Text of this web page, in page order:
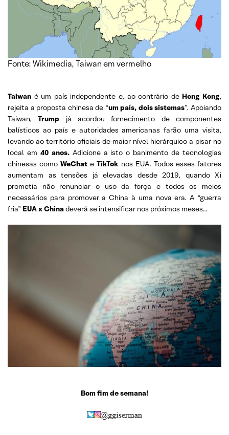
Fonte: Wikimedia, Taiwan em vermelho
Taiwan é um país independente e, ao contrário de Hong Kong,
rejeita a proposta chinesa de “um país, dois sistemas”. Apoiando
Taiwan,Trump já acordou fornecimento de componentes
balísticos ao país e autoridades americanas farão uma visita,
levando ao território oficiais de maior nível hierárquico a pisar no
local em 40 anos. Adicione a isto o banimento de tecnologias
chinesas comoWeChateTikTok nos EUA. Todos esses fatores
aumentam as tensões já elevadas desde 2019, quando Xi
prometia não renunciar o uso da força e todos os meios
necessários para promover a China à uma nova era. A “guerra
fria” EUA x Chinadeverá se intensificar nos próximos meses…
Bom fim de semana!